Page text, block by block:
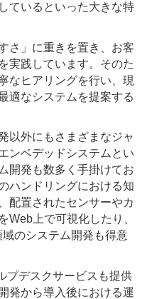
ているといった大きな特
さ」に重きを置き、お客
実践しています。そのた
なヒアリングを行い、現
適なシステムを提案する
以外にもさまざまなジャ
ンベデッドシステムとい
開発も数多く手掛けてお
ハンドリングにおける知
配置されたセンサーやカ
Web上で可視化したり、
のシステム開発も得意
プデスクサービスも提供
発から導入後における運